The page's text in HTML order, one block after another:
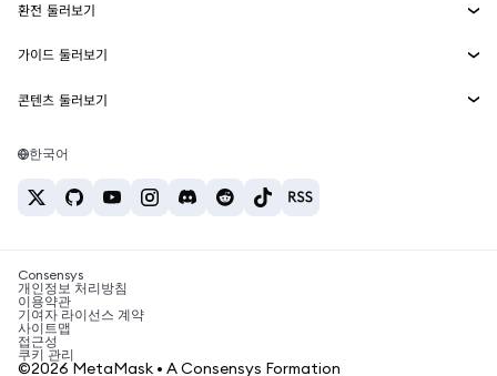
MetaMask Connect
Snaps
웹3 서비스
보안
고객 지원
채용
이더리움 가격
솔라나 가격
테더 가격
환전 둘러보기
ETH를 USD로 환전
USDT를 INR로 환전
BTC를 INR로 환전
ETH를 USDT로 환전
가이드 둘러보기
ETH 매수
USDT 매수
SHIB 매수
BNB 매수
콘텐츠 둘러보기
솔라나 지갑
암호화폐 세금 뉴스
암호화폐 매수 방법
비트코인 매도 방법
한국어
Consensys
개인정보 처리방침
이용약관
기여자 라이선스 계약
사이트맵
접근성
쿠키 관리
©2026 MetaMask • A Consensys Formation